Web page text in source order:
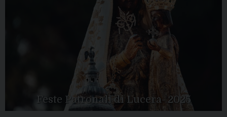
Feste Patronali di Lucera- 2025